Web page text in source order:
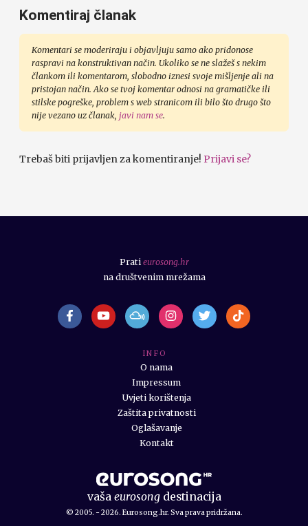
Komentiraj članak
Komentari se moderiraju i objavljuju samo ako pridonose
raspravi na konstruktivan način. Ukoliko se ne slažeš s nekim
člankom ili komentarom, slobodno iznesi svoje mišljenje ali na
pristojan način. Ako se tvoj komentar odnosi na gramatičke ili
stilske pogreške, problem s web stranicom ili bilo što drugo što
nije vezano uz članak, javi nam se.
Trebaš biti prijavljen za komentiranje! Prijavi se?
vaša eurosongdestinacija
© 2005. - 2026. Eurosong.hr. Sva prava pridržana.
I N F O
O nama
Impressum
Uvjeti korištenja
Zaštita privatnosti
Oglašavanje
Kontakt
Prati eurosong.hr
na društvenim mrežama